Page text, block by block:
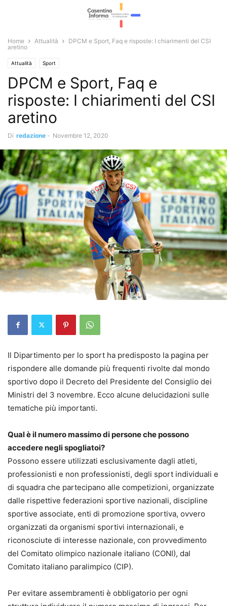
Home Attualità
DPCM e Sport, Faq e risposte: I chiarimenti del CSI
aretino
Attualità Sport
DPCM e Sport, Faq e
risposte: I chiarimenti del CSI
aretino
Di redazione - Novembre 12, 2020
Il Dipartimento per lo sport ha predisposto la pagina per
rispondere alle domande più frequenti rivolte dal mondo
sportivo dopo il Decreto del Presidente del Consiglio dei
Ministri del 3 novembre. Ecco alcune delucidazioni sulle
tematiche più importanti.
Qual è il numero massimo di persone che possono
accedere negli spogliatoi?
Possono essere utilizzati esclusivamente dagli atleti,
professionisti e non professionisti, degli sport individuali e
di squadra che partecipano alle competizioni, organizzate
dalle rispettive federazioni sportive nazionali, discipline
sportive associate, enti di promozione sportiva, ovvero
organizzati da organismi sportivi internazionali, e
riconosciute di interesse nazionale, con provvedimento
del Comitato olimpico nazionale italiano (CONI), dal
Comitato italiano paralimpico (CIP).
Per evitare assembramenti è obbligatorio per ogni